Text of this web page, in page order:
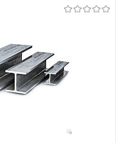
Сравнение
Под заказ